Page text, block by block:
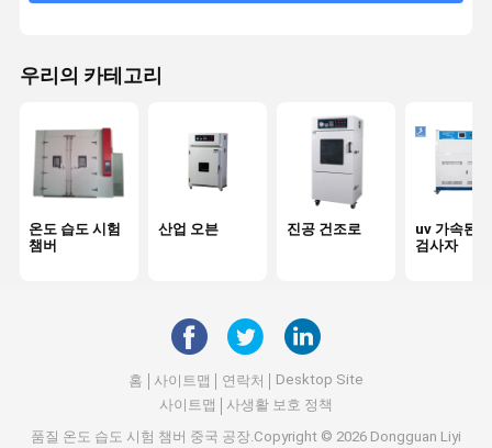
플라스틱 시험 장비
소금 스프레이 테스트 챔버
포장 시험 장비
서류상 테스트 계기
접착성 시험 장비
광학측정기
우리의 카테고리
온도 습도 시험
챔버
산업 오븐 진공 건조로
uv 가속된
검사자
홈 사이트맵 연락처
Desktop Site
사이트맵
사생활 보호 정책
품질 온도 습도 시험 챔버 중국 공장.Copyright © 2026 Dongguan Liyi